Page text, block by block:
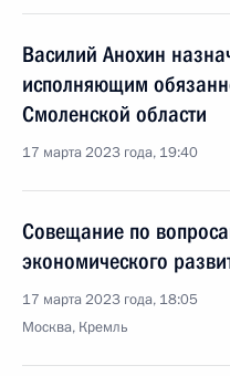
Василий Анохин
исполняющим
Смоленской области
17 марта 2023 года, 19:40
Совещание по
экономического
17 марта 2023 года, 18:05
Москва, Кремль